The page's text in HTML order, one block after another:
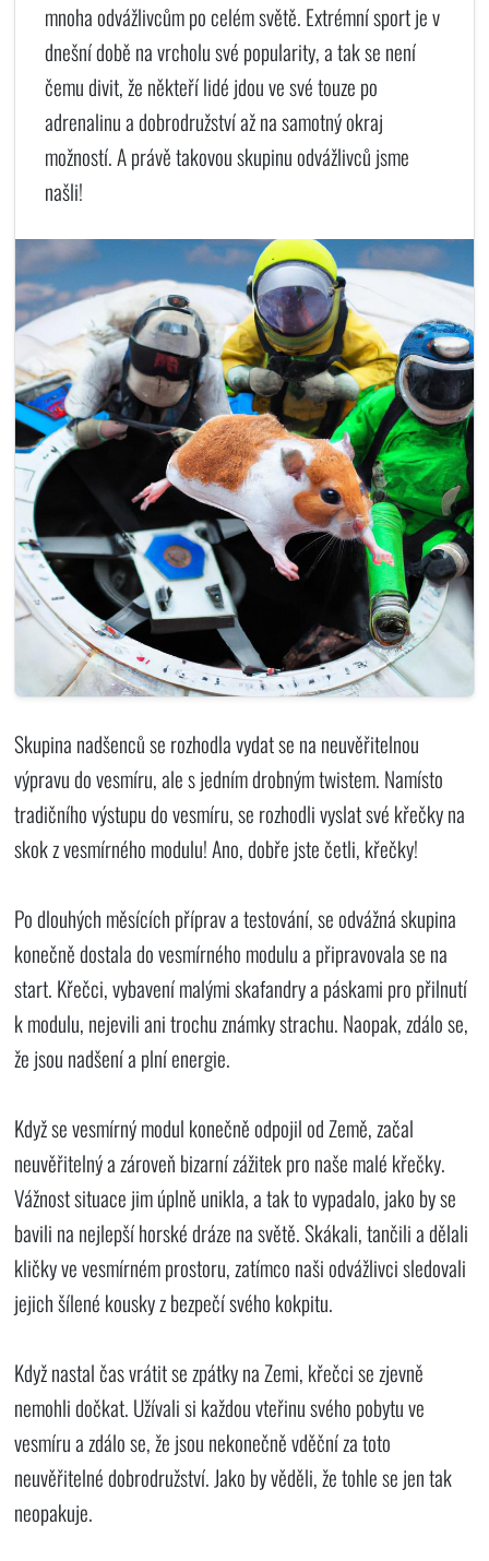
mnoha odvážlivcům po celém světě. Extrémní sport je v
dnešní době na vrcholu své popularity, a tak se není
čemu divit, že někteří lidé jdou ve své touze po
adrenalinu a dobrodružství až na samotný okraj
možností. A právě takovou skupinu odvážlivců jsme
našli!
Skupina nadšenců se rozhodla vydat se na neuvěřitelnou
výpravu do vesmíru, ale s jedním drobným twistem. Namísto
tradičního výstupu do vesmíru, se rozhodli vyslat své křečky na
skok z vesmírného modulu! Ano, dobře jste četli, křečky!
Po dlouhých měsících příprav a testování, se odvážná skupina
konečně dostala do vesmírného modulu a připravovala se na
start. Křečci, vybavení malými skafandry a páskami pro přilnutí
k modulu, nejevili ani trochu známky strachu. Naopak, zdálo se,
že jsou nadšení a plní energie.
Když se vesmírný modul konečně odpojil od Země, začal
neuvěřitelný a zároveň bizarní zážitek pro naše malé křečky.
Vážnost situace jim úplně unikla, a tak to vypadalo, jako by se
bavili na nejlepší horské dráze na světě. Skákali, tančili a dělali
kličky ve vesmírném prostoru, zatímco naši odvážlivci sledovali
jejich šílené kousky z bezpečí svého kokpitu.
Když nastal čas vrátit se zpátky na Zemi, křečci se zjevně
nemohli dočkat. Užívali si každou vteřinu svého pobytu ve
vesmíru a zdálo se, že jsou nekonečně vděční za toto
neuvěřitelné dobrodružství. Jako by věděli, že tohle se jen tak
neopakuje.